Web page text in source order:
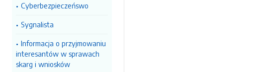
Cyberbezpieczeńswo
Sygnalista
Informacja o przyjmowaniu
interesantów w sprawach
skarg i wniosków